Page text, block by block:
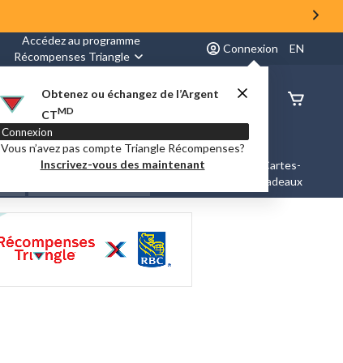
Accédez au programme
Récompenses Triangle
Connexion
Obtenez ou échangez de l’Argent
CTMD
Connexion
Vous n’avez pas compte Triangle Récompenses?
Inscrivez-vous des maintenant
EN
État de
Nouveautés et
Marques
Cartes-
cadeaux